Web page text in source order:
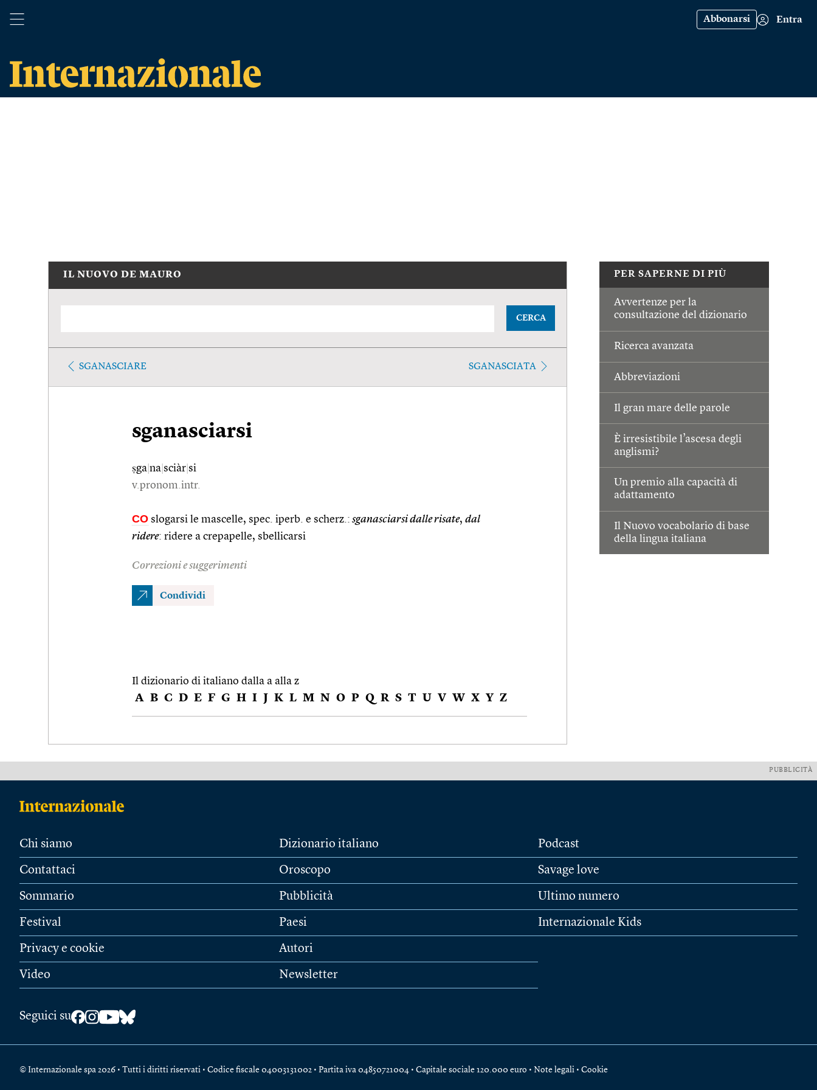
Abbonarsi Entra
PER SAPERNE DI PIÙ
Avvertenze per la
consultazione del dizionario
Ricerca avanzata
Abbreviazioni
Il gran mare delle parole
È irresistibile l’ascesa degli
anglismi?
Un premio alla capacità di
adattamento
Il Nuovo vocabolario di base
della lingua italiana
IL NUOVO DE MAURO
CERCA
SGANASCIARE SGANASCIATA
sganasciarsi
ṣga na sciàr si
v.pronom.intr.
CO slogarsi le mascelle, spec. iperb. e scherz.: sganasciarsi dalle risate, dal
ridere: ridere a crepapelle, sbellicarsi
Correzioni e suggerimenti
Condividi
Il dizionario di italiano dalla a alla z
A B C D E F G H I J K L M N O P Q R S T U V W X Y Z
PUBBLICITÀ
Chi siamo
Contattaci
Sommario
Festival
Privacy e cookie
Video
Dizionario italiano
Oroscopo
Pubblicità
Paesi
Autori
Newsletter
Podcast
Savage love
Ultimo numero
Internazionale Kids
Seguici su
© Internazionale spa 2026 • Tutti i diritti riservati • Codice fiscale 04003131002 • Partita iva 04850721004 • Capitale sociale 120.000 euro • Note legali • Cookie